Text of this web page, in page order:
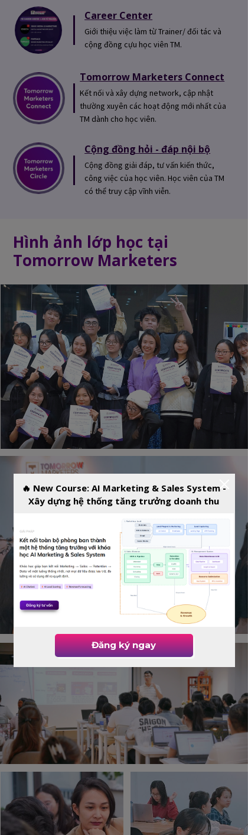
Career Center
Giới thiệu việc làm từ Trainer/ đối tác và
cộng đồng cựu học viên TM.
Tomorrow Marketers Connect
Kết nối và xây dựng network, cập nhật
thường xuyên các hoạt động mới nhất của
TM dành cho học viên.
Cộng đồng hỏi - đáp nội bộ
Cộng đồng giải đáp, tư vấn kiến thức,
công việc của học viên. Học viên của TM
có thể truy cập vĩnh viễn.
Hình ảnh lớp học tại
Tomorrow Marketers
🔥 New Course: AI Marketing & Sales System -
Xây dựng hệ thống tăng trưởng doanh thu
Đăng ký ngay